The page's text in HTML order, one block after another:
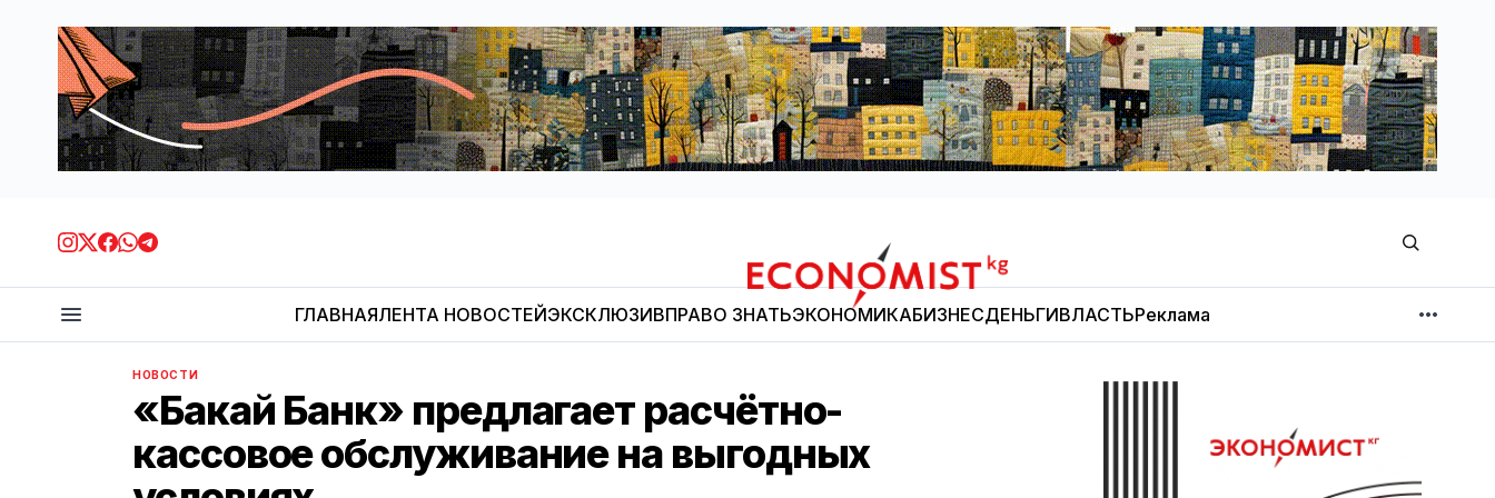
Economist.kg
ГЛАВНАЯЛЕНТА НОВОСТЕЙЭКСКЛЮЗИВПРАВО ЗНАТЬЭКОНОМИКАБИЗНЕСДЕНЬГИВЛАСТЬРеклама
МНЕНИЕ
НОВОСТИ
«Бакай Банк» предлагает расчётно-
кассовое обслуживание на выгодных